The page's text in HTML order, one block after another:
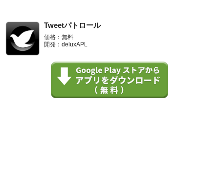
Tweetパトロール
価格：無料
開発：deluxAPL